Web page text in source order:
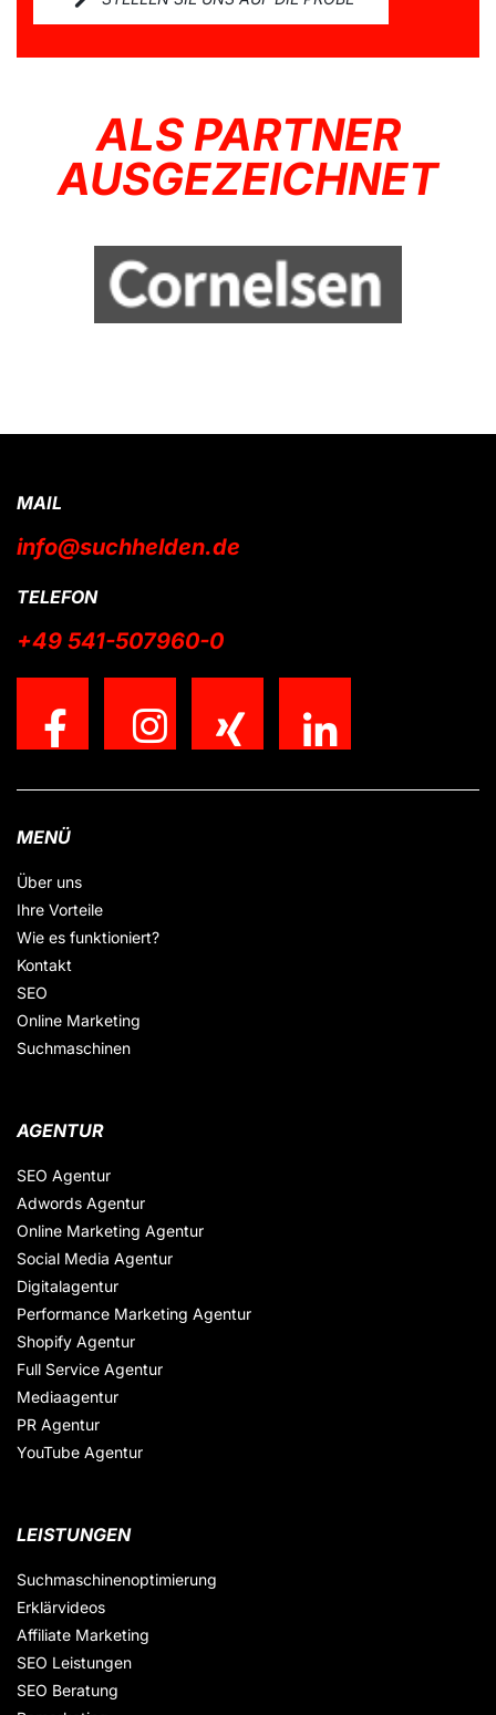
ALS PARTNER
AUSGEZEICHNET
MAIL
info@suchhelden.de
TELEFON
+49 541-507960-0
MENÜ
Über uns
Ihre Vorteile
Wie es funktioniert?
Kontakt
SEO
Online Marketing
Suchmaschinen
AGENTUR
SEO Agentur
Adwords Agentur
Online Marketing Agentur
Social Media Agentur
Digitalagentur
Performance Marketing Agentur
Shopify Agentur
Full Service Agentur
Mediaagentur
PR Agentur
YouTube Agentur
LEISTUNGEN
Suchmaschinenoptimierung
Erklärvideos
Affiliate Marketing
SEO Leistungen
SEO Beratung